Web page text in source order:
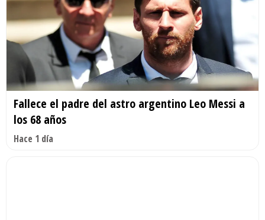
Fallece el padre del astro argentino Leo Messi a
los 68 años
Hace 1 día